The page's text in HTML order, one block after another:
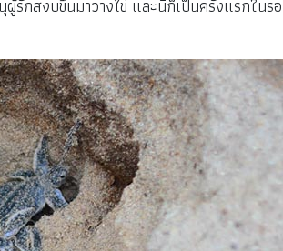
รักสงบขึ้นมาวางไข่ และนี่ก็เป็นครั้งแรกในร